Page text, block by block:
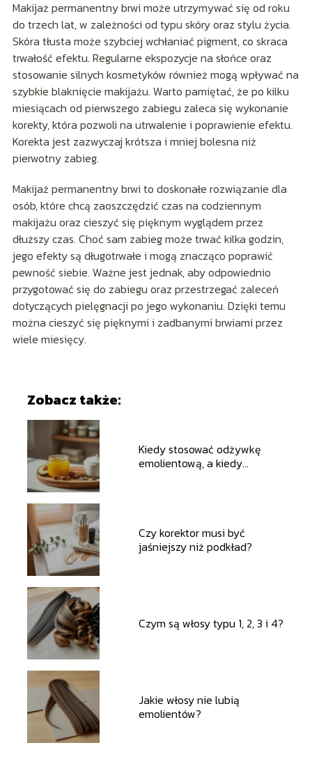
Makijaż permanentny brwi może utrzymywać się od roku
do trzech lat, w zależności od typu skóry oraz stylu życia.
Skóra tłusta może szybciej wchłaniać pigment, co skraca
trwałość efektu. Regularne ekspozycje na słońce oraz
stosowanie silnych kosmetyków również mogą wpływać na
szybkie blaknięcie makijażu. Warto pamiętać, że po kilku
miesiącach od pierwszego zabiegu zaleca się wykonanie
korekty, która pozwoli na utrwalenie i poprawienie efektu.
Korekta jest zazwyczaj krótsza i mniej bolesna niż
pierwotny zabieg.
Makijaż permanentny brwi to doskonałe rozwiązanie dla
osób, które chcą zaoszczędzić czas na codziennym
makijażu oraz cieszyć się pięknym wyglądem przez
dłuższy czas. Choć sam zabieg może trwać kilka godzin,
jego efekty są długotrwałe i mogą znacząco poprawić
pewność siebie. Ważne jest jednak, aby odpowiednio
przygotować się do zabiegu oraz przestrzegać zaleceń
dotyczących pielęgnacji po jego wykonaniu. Dzięki temu
można cieszyć się pięknymi i zadbanymi brwiami przez
wiele miesięcy.
Zobacz także:
Kiedy stosować odżywkę
emolientową, a kiedy
Czy korektor musi być
jaśniejszy niż podkład?
Czym są włosy typu 1, 2, 3 i 4?
Jakie włosy nie lubią
emolientów?